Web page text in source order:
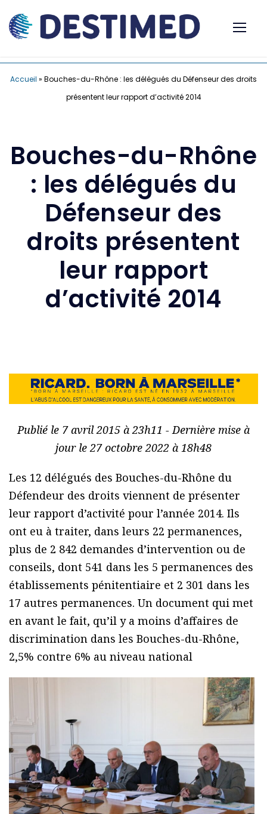
Accueil » Bouches-du-Rhône : les délégués du Défenseur des droits
présentent leur rapport d’activité 2014
Bouches-du-Rhône
: les délégués du
Défenseur des
droits présentent
leur rapport
d’activité 2014
Publié le 7 avril 2015 à 23h11 - Dernière mise à
jour le 27 octobre 2022 à 18h48
Les 12 délégués des Bouches-du-Rhône du
Défendeur des droits viennent de présenter
leur rapport d’activité pour l’année 2014. Ils
ont eu à traiter, dans leurs 22 permanences,
plus de 2 842 demandes d’intervention ou de
conseils, dont 541 dans les 5 permanences des
établissements pénitentiaire et 2 301 dans les
17 autres permanences. Un document qui met
en avant le fait, qu’il y a moins d’affaires de
discrimination dans les Bouches-du-Rhône,
2,5% contre 6% au niveau national